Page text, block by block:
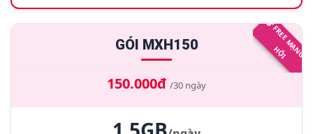
N
H
I
GÓI MXH150
150.000đ /30 ngày